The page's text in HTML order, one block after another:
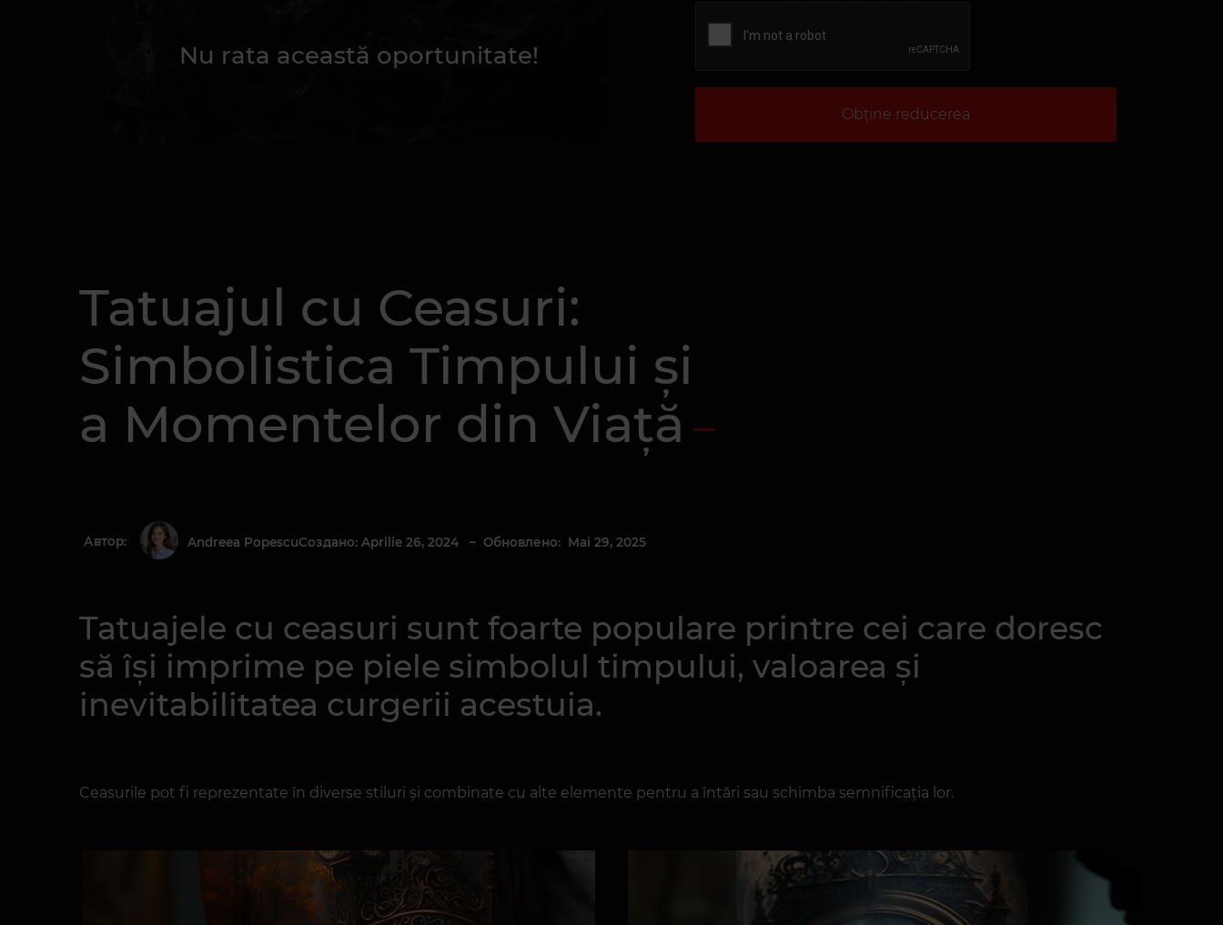
Nu rata această oportunitate!
Obține reducerea
Tatuajul cu Ceasuri:
Simbolistica Timpului și
a Momentelor din Viață
Автор: Andreea PopescuСоздано: Aprilie 26, 2024 – Обновлено: Mai 29, 2025
Tatuajele cu ceasuri sunt foarte populare printre cei care doresc
să își imprime pe piele simbolul timpului, valoarea și
inevitabilitatea curgerii acestuia.
Ceasurile pot fi reprezentate în diverse stiluri și combinate cu alte elemente pentru a întări sau schimba semnificația lor.